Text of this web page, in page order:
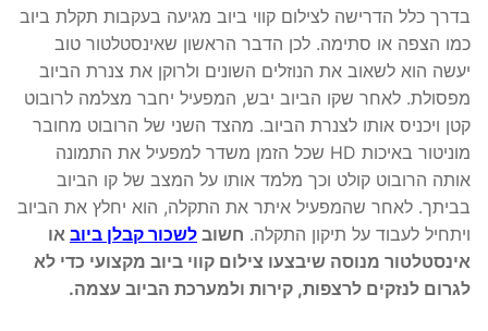
בדרך כלל הדרישה לצילום קווי ביוב מגיעה בעקבות תקלת ביוב
כמו הצפה או סתימה. לכן הדבר הראשון שאינסטלטור טוב
יעשה הוא לשאוב את הנוזלים השונים ולרוקן את צנרת הביוב
מפסולת. לאחר שקו הביוב יבש, המפעיל יחבר מצלמה לרובוט
קטן ויכניס אותו לצנרת הביוב. מהצד השני של הרובוט מחובר
מוניטור באיכות HD שכל הזמן משדר למפעיל את התמונה
אותה הרובוט קולט וכך מלמד אותו על המצב של קו הביוב
בביתך. לאחר שהמפעיל איתר את התקלה, הוא יחלץ את הביוב
ויתחיל לעבוד על תיקון התקלה. חשוב לשכור קבלן ביוב או
אינסטלטור מנוסה שיבצעו צילום קווי ביוב מקצועי כדי לא
לגרום לנזקים לרצפות, קירות ולמערכת הביוב עצמה.